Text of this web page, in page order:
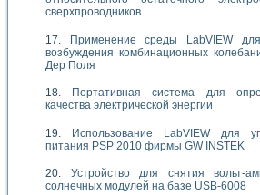
сверхпроводников
Применение среды LabVIEW
возбуждения комбинационных
Дер Поля
Портативная система для
качества электрической энергии
Использование LabVIEW для
питания PSP 2010 фирмы GW INSTEK
Устройство для снятия вольт-
солнечных модулей на базе USB-6008